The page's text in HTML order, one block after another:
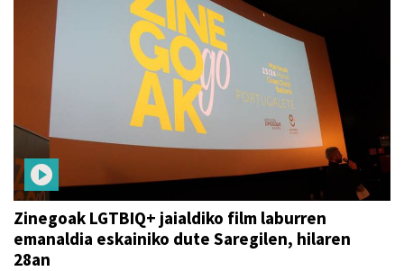
Zinegoak LGTBIQ+ jaialdiko film laburren
emanaldia eskainiko dute Saregilen, hilaren
28an